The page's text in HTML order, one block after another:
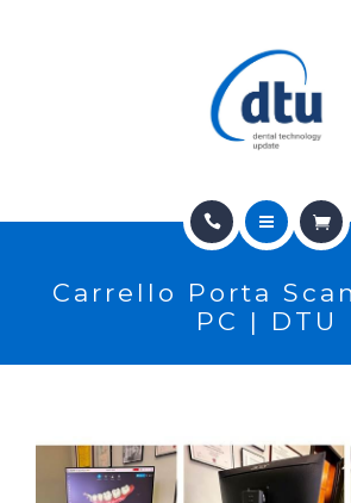
CHI SIAMO
PRODOTTI
NEWS
Carrello Porta
PC | DTU